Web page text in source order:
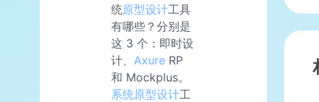
统原型设计工具
有哪些？分别是
这 3 个：即时设
计、 Axure RP
和 Mockplus。
系统原型设计工